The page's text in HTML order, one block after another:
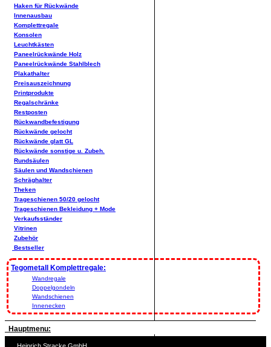
Haken für Rückwände
Innenausbau
Komplettregale
Konsolen
Leuchtkästen
Paneelrückwände Holz
Paneelrückwände Stahlblech
Plakathalter
Preisauszeichnung
Printprodukte
Regalschränke
Restposten
Rückwandbefestigung
Rückwände gelocht
Rückwände glatt GL
Rückwände sonstige u. Zubeh.
Rundsäulen
Säulen und Wandschienen
Schräghalter
Theken
Trageschienen 50/20 gelocht
Trageschienen Bekleidung + Mode
Verkaufsständer
Vitrinen
Zubehör
Bestseller
Tegometall Komplettregale:
Wandregale
Doppelgondeln
Wandschienen
Innenecken
Hauptmenu: